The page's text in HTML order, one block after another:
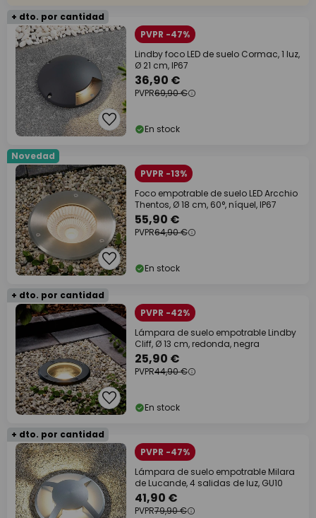
+ dto. por cantidad
PVPR -47%
Lindby foco LED de suelo Cormac, 1 luz,
Ø 21 cm, IP67
36,90 €
PVPR69,90 €
En stock
Novedad
PVPR -13%
Foco empotrable de suelo LED Arcchio
Thentos, Ø 18 cm, 60°, níquel, IP67
55,90 €
PVPR64,90 €
En stock
+ dto. por cantidad
PVPR -42%
Lámpara de suelo empotrable Lindby
Cliff, Ø 13 cm, redonda, negra
25,90 €
PVPR44,90 €
En stock
+ dto. por cantidad
PVPR -47%
Lámpara de suelo empotrable Milara
de Lucande, 4 salidas de luz, GU10
41,90 €
PVPR79,90 €